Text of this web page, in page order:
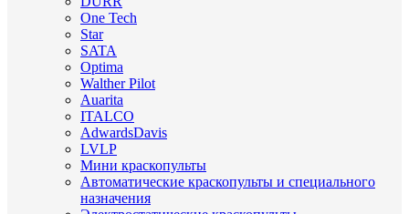
One Tech
Star
SATA
Optima
Walther Pilot
Auarita
ITALCO
AdwardsDavis
LVLP
Мини краскопульты
Автоматические краскопульты и специального
назначения